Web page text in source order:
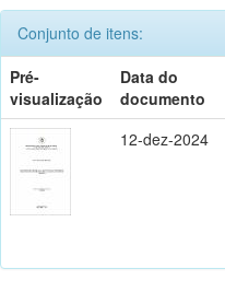
Conjunto de itens:
Pré-
visualização
Data do
documento
12-dez-2024